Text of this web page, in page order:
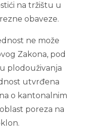
na tržištu u
obaveze.
ne može
Zakona, pod
plodouživanja
utvrđena
o kantonalnim
poreza na